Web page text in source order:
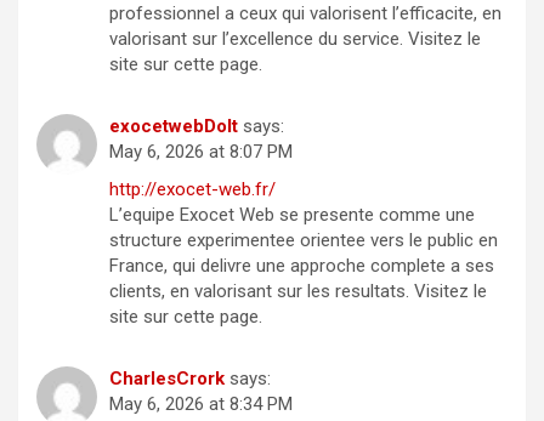
professionnel a ceux qui valorisent l’efficacite, en
valorisant sur l’excellence du service. Visitez le
site sur cette page.
exocetwebDoIt says:
May 6, 2026 at 8:07 PM
http://exocet-web.fr/
L’equipe Exocet Web se presente comme une
structure experimentee orientee vers le public en
France, qui delivre une approche complete a ses
clients, en valorisant sur les resultats. Visitez le
site sur cette page.
CharlesCrork says:
May 6, 2026 at 8:34 PM